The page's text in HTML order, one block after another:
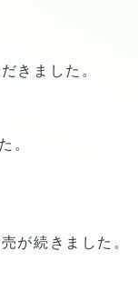
きました。
。
が続きました。